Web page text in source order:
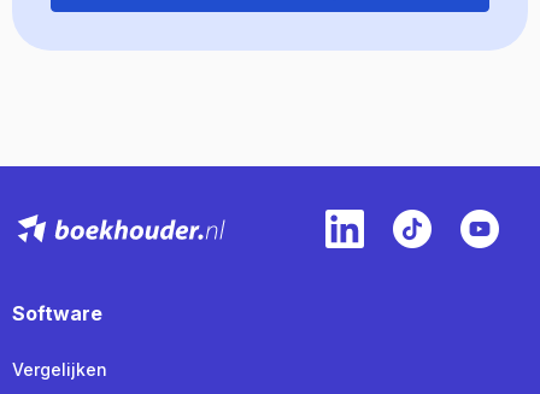
Software
Vergelijken